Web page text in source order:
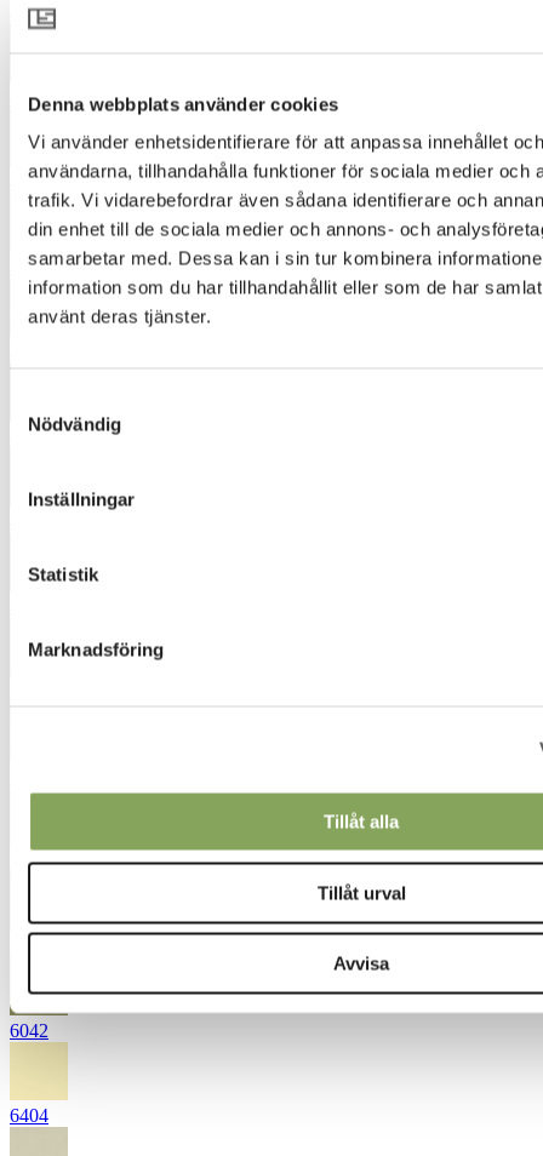
Denna webbplats använder cookies
Vi använder enhetsidentifierare för att anpassa innehållet
användarna, tillhandahålla funktioner för sociala medier och
trafik. Vi vidarebefordrar även sådana identifierare och
din enhet till de sociala medier och annons- och
samarbetar med. Dessa kan i sin tur kombinera
information som du har tillhandahållit eller som de har
använt deras tjänster.
Nödvändig
Inställningar
Statistik
Marknadsföring
Tillåt alla
Tillåt urval
Avvisa
4122
4262
4324
4431
4472
5421
6042
6404